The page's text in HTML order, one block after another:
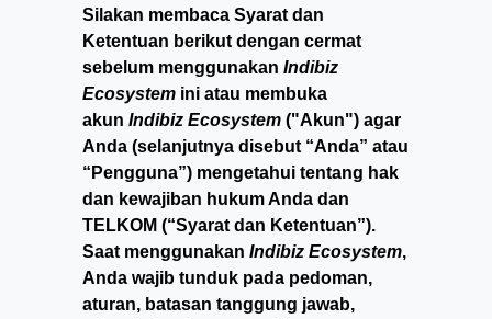
Silakan membaca Syarat dan
Ketentuan berikut dengan cermat
sebelum menggunakan Indibiz
Ecosystem ini atau membuka
akun Indibiz Ecosystem ("Akun") agar
Anda (selanjutnya disebut “Anda” atau
“Pengguna”) mengetahui tentang hak
dan kewajiban hukum Anda dan
TELKOM (“Syarat dan Ketentuan”).
Saat menggunakan Indibiz Ecosystem,
Anda wajib tunduk pada pedoman,
aturan, batasan tanggung jawab,